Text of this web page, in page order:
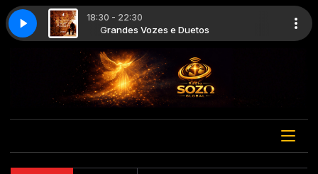
18:30 - 22:30
Grandes Vozes e Duetos
Ministério Zoe - Aquieta Minh'alma